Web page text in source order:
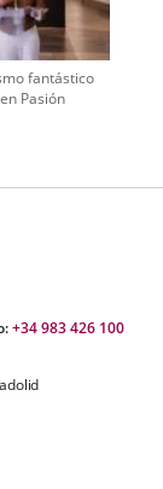
fantástico
Pasión
+34 983 426 100